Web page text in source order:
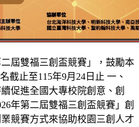
屆雙福三創盃競賽」，鼓勵本
截止至115年9月24日止 一、
促進全國大專校院創意、創
年第二屆雙福三創盃競賽」創
競賽方式來協助校園三創人才